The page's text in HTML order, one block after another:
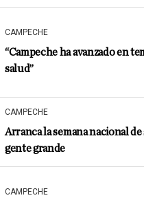
CAMPECHE
“Campeche ha avanzado en
salud”
CAMPECHE
Arranca la semana nacional de
gente grande
CAMPECHE